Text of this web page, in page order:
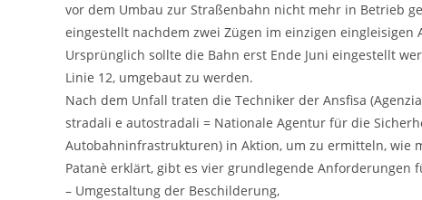
vor dem Umbau zur Straßenbahn nicht mehr in Betrieb
eingestellt nachdem zwei Zügen im einzigen
Ursprünglich sollte die Bahn erst Ende Juni eingestellt
Linie 12, umgebaut zu werden.
Nach dem Unfall traten die Techniker der Ansfisa
stradali e autostradali = Nationale Agentur für die
Autobahninfrastrukturen) in Aktion, um zu ermitteln, wie
Patanè erklärt, gibt es vier grundlegende Anforderungen
– Umgestaltung der Beschilderung,